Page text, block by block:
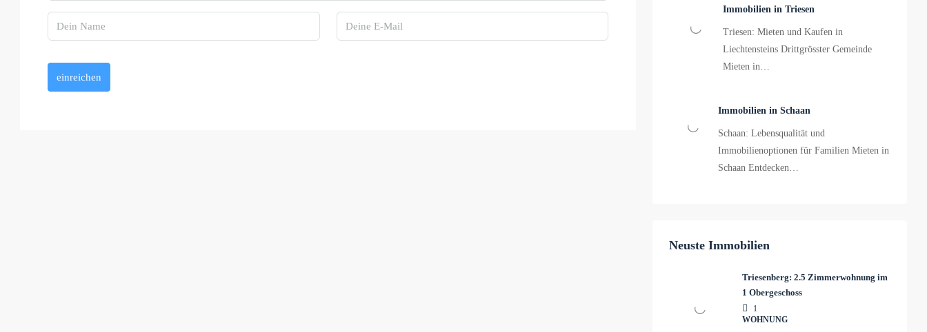
einreichen
Immobilien in Triesen
Triesen: Mieten und Kaufen in
Liechtensteins Drittgrösster Gemeinde
Mieten in…
Immobilien in Schaan
Schaan: Lebensqualität und
Immobilienoptionen für Familien Mieten in
Schaan Entdecken…
Neuste Immobilien
Triesenberg: 2.5 Zimmerwohnung im
1 Obergeschoss
1
WOHNUNG